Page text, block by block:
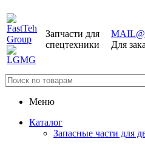
Запчасти для
спецтехники
Для
Меню
Каталог
Запасные части для